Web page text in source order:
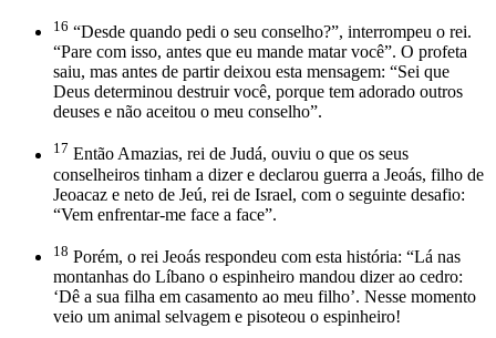
16 “Desde quando pedi o seu conselho?”, interrompeu o rei.
“Pare com isso, antes que eu mande matar você”. O profeta
saiu, mas antes de partir deixou esta mensagem: “Sei que
Deus determinou destruir você, porque tem adorado outros
deuses e não aceitou o meu conselho”.
17 Então Amazias, rei de Judá, ouviu o que os seus
conselheiros tinham a dizer e declarou guerra a Jeoás, filho de
Jeoacaz e neto de Jeú, rei de Israel, com o seguinte desafio:
“Vem enfrentar-me face a face”.
18 Porém, o rei Jeoás respondeu com esta história: “Lá nas
montanhas do Líbano o espinheiro mandou dizer ao cedro:
‘Dê a sua filha em casamento ao meu filho’. Nesse momento
veio um animal selvagem e pisoteou o espinheiro!